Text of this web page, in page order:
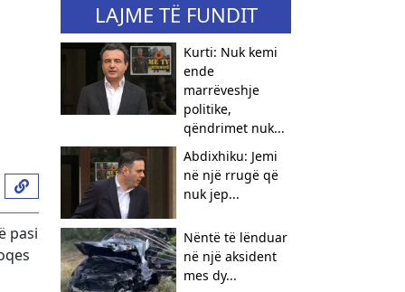
pasi
LAJME TË FUNDIT
Kurti: Nuk kemi
ende
marrëveshje
politike,
qëndrimet nuk...
Abdixhiku: Jemi
në një rrugë që
nuk jep...
Nëntë të lënduar
në një aksident
mes dy...